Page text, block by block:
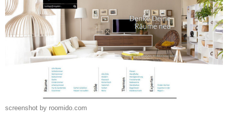
screenshot by roomido.com